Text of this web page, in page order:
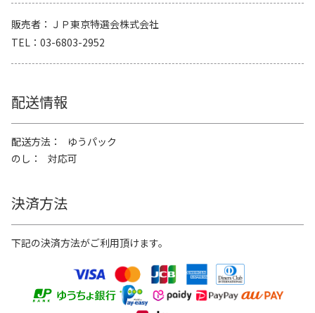
販売者
ＪＰ東京特選会株式会社
TEL
03-6803-2952
配送情報
配送方法
ゆうパック
のし
対応可
決済方法
下記の決済方法がご利用頂けます。